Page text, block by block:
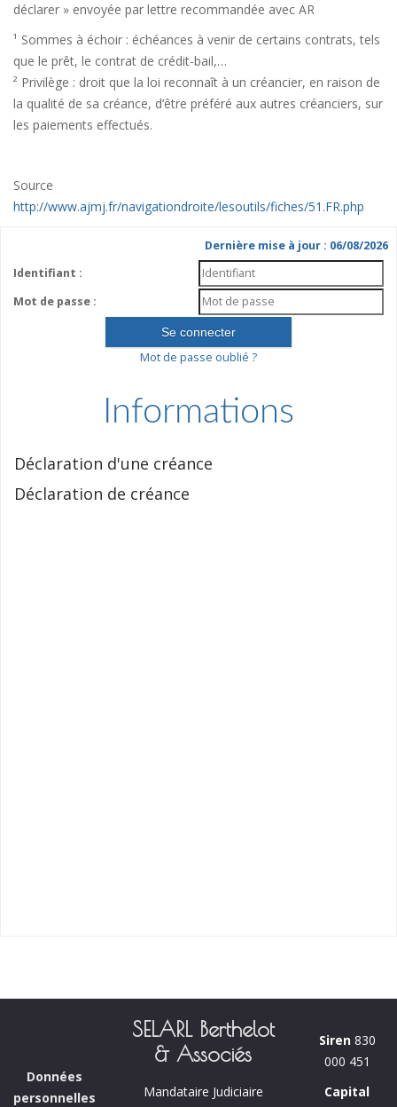
déclarer » envoyée par lettre recommandée avec AR
¹ Sommes à échoir : échéances à venir de certains contrats, tels
que le prêt, le contrat de crédit-bail,…
² Privilège : droit que la loi reconnaît à un créancier, en raison de
la qualité de sa créance, d’être préféré aux autres créanciers, sur
les paiements effectués.
Source
http://www.ajmj.fr/navigationdroite/lesoutils/fiches/51.FR.php
Dernière mise à jour : 06/08/2026
Identifiant :
Mot de passe :
Mot de passe oublié ?
Informations
Déclaration d'une créance
Déclaration de créance
Données
personnelles
SELARL Berthelot
& Associés
Mandataire Judiciaire
Siren830
000 451
Capital